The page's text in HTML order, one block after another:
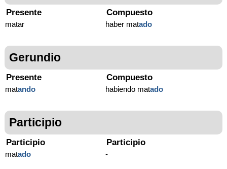
Presente
matar
Compuesto
haber matado
Gerundio
Presente
matando
Compuesto
habiendo matado
Participio
Participio
matado
Participio
-